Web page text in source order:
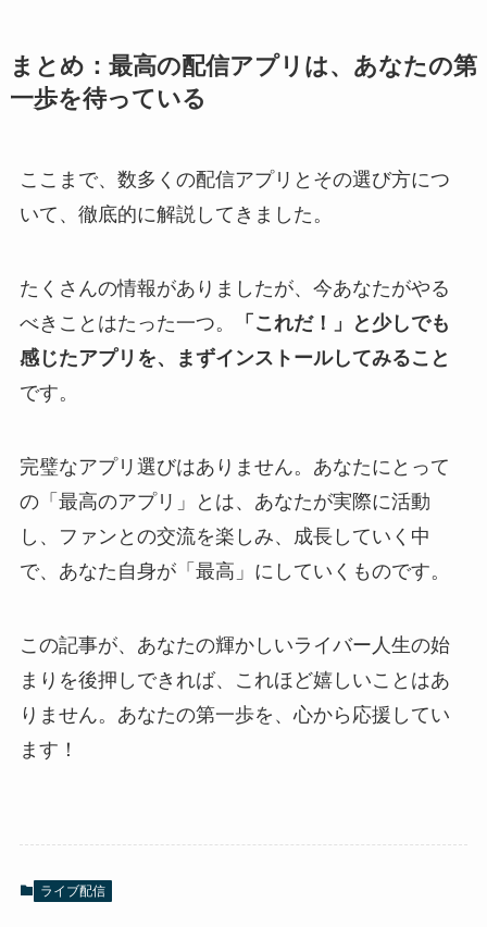
まとめ：最高の配信アプリは、あなたの第
一歩を待っている
ここまで、数多くの配信アプリとその選び方につ
いて、徹底的に解説してきました。
たくさんの情報がありましたが、今あなたがやる
べきことはたった一つ。
「これだ！」と少しでも
感じたアプリを、まずインストールしてみること
です。
完璧なアプリ選びはありません。あなたにとって
の「最高のアプリ」とは、あなたが実際に活動
し、ファンとの交流を楽しみ、成長していく中
で、あなた自身が「最高」にしていくものです。
この記事が、あなたの輝かしいライバー人生の始
まりを後押しできれば、これほど嬉しいことはあ
りません。あなたの第一歩を、心から応援してい
ます！
ライブ配信